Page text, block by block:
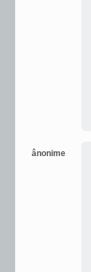
ânonime